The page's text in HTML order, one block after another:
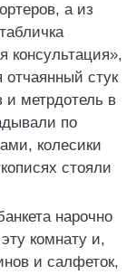
а из
консультация»,
стук
и метрдотель в
по
колесики
стояли
нарочно
комнату и,
и салфеток,